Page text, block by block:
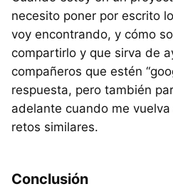
necesito poner por escrito
voy encontrando, y cómo
compartirlo y que sirva de
compañeros que estén
respuesta, pero también
adelante cuando me
retos similares.
Conclusión